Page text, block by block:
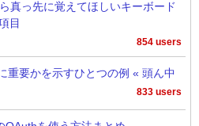
真っ先に覚えてほしいキーボード
目
854 users
重要かを示すひとつの例 « 頭ん中
833 users